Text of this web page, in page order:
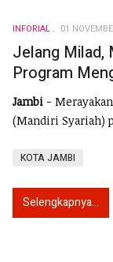
INFORIAL 01
Jelang Milad,
Program
Jambi -
(Mandiri Syariah)
KOTA JAMBI
Selengkapnya...